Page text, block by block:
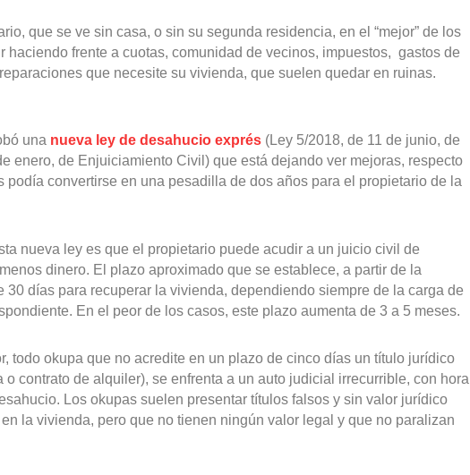
que se ve sin casa, o sin su segunda residencia, en el “mejor” de los
frente a cuotas, comunidad de vecinos, impuestos, gastos de
que necesite su vivienda, que suelen quedar en ruinas.
una nueva ley de desahucio exprés (Ley 5/2018, de 11 de junio, de
enero, de Enjuiciamiento Civil) que está dejando ver mejoras, respecto
podía convertirse en una pesadilla de dos años para el propietario de la
nueva ley es que el propietario puede acudir a un juicio civil de
dinero. El plazo aproximado que se establece, a partir de la
30 días para recuperar la vivienda, dependiendo siempre de la carga de
En el peor de los casos, este plazo aumenta de 3 a 5 meses.
todo okupa que no acredite en un plazo de cinco días un título jurídico
contrato de alquiler), se enfrenta a un auto judicial irrecurrible, con hora
Los okupas suelen presentar títulos falsos y sin valor jurídico
la vivienda, pero que no tienen ningún valor legal y que no paralizan